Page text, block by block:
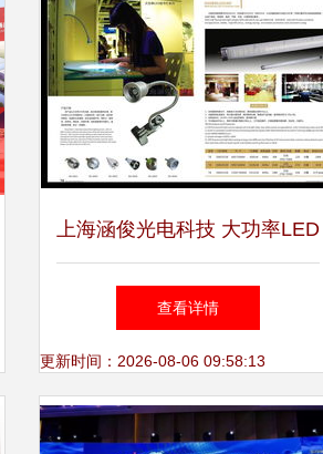
上海涵俊光电科技 大功率LED
投光灯与射灯的技术革新与应
用指南
查看详情
更新时间：2026-08-06 09:58:13